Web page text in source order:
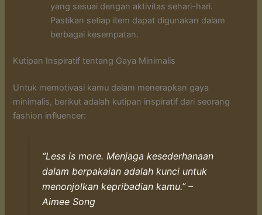
yang sesuai dengan aktivitas sehari-hari.
Pastikan setiap item dapat digunakan dalam
berbagai kesempatan.
Kutipan Inspiratif tentang Gaya Minimalis
Untuk memotivasi kamu dalam menerapkan gaya
minimalis, berikut adalah kutipan inspiratif dari seorang
fashion influencer:
“Less is more. Menjaga kesederhanaan
dalam berpakaian adalah kunci untuk
menonjolkan kepribadian kamu.” –
Aimee Song